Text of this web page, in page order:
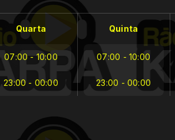
Quarta
07:00 - 10:00
23:00 - 00:00
Quinta
07:00 - 10:00
23:00 - 00:00